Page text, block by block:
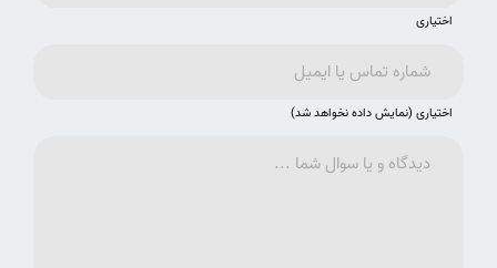
اختیاری
اختیاری (نمایش داده نخواهد شد)